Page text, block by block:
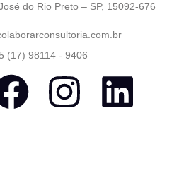
do Rio Preto – SP, 15092-676
(17) 98114 - 9406